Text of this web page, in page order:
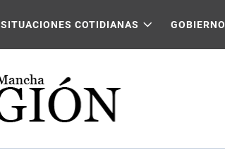
SITUACIONES COTIDIANAS GOBIERNO